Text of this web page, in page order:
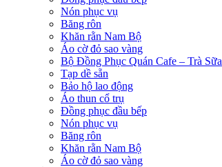
Nón phục vụ
Băng rôn
Khăn rằn Nam Bộ
Áo cờ đỏ sao vàng
Bộ Đồng Phục Quán Cafe – Trà Sữa
Tạp dề sẵn
Bảo hộ lao động
Áo thun cổ trụ
Đồng phục đầu bếp
Nón phục vụ
Băng rôn
Khăn rằn Nam Bộ
Áo cờ đỏ sao vàng